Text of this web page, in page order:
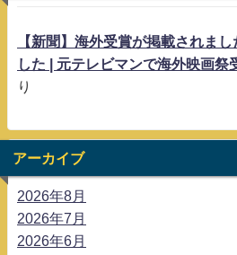
【新聞】海外受賞が掲載されまし
した | 元テレビマンで海外映画祭
り
アーカイブ
2026年8月
2026年7月
2026年6月